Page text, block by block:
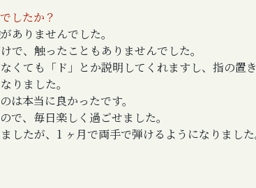
したか？
ありませんでした。
で、触ったこともありませんでした。
くても「ド」とか説明してくれますし、指の置
りました。
は本当に良かったです。
で、毎日楽しく過ごせました。
したが、1 ヶ月で両手で弾けるようになりました